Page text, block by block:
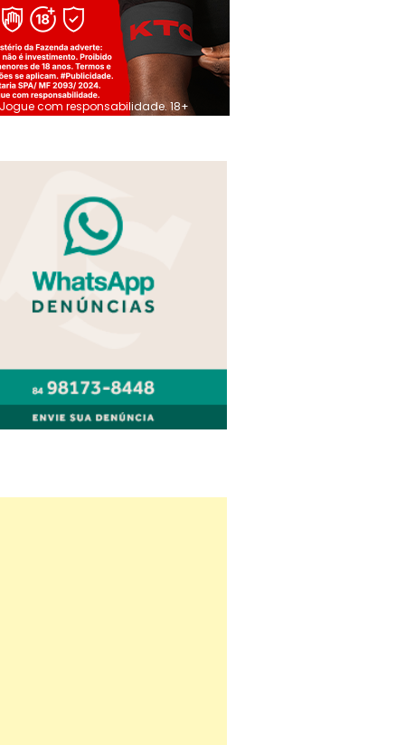
Jogue com responsabilidade. 18+